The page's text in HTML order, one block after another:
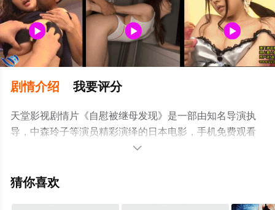
剧情介绍 我要评分
天堂影视剧情片《自慰被继母发现》是一部由知名导演执
导，中森玲子等演员精彩演绎的日本电影，手机免费观看
高清未删减完整版电影大全就上天堂电影网，更多相关信

猜你喜欢